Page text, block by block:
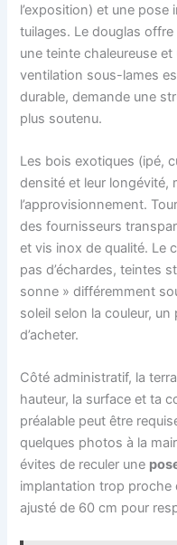
l’exposition) et une pose
tuilages. Le douglas
une teinte chaleureuse
ventilation sous-lames
durable, demande une
plus soutenu.
Les bois exotiques (ipé,
densité et leur longévité,
l’approvisionnement.
des fournisseurs
et vis inox de qualité. Le
pas d’échardes, teintes
sonne » différemment
soleil selon la couleur,
d’acheter.
Côté administratif, la
hauteur, la surface et ta
préalable peut être
quelques photos à la
évites de reculer une
implantation trop proche
ajusté de 60 cm pour